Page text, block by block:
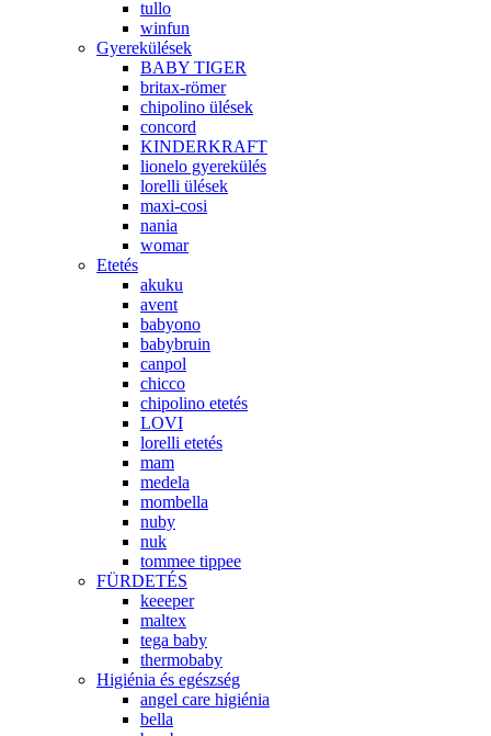
tullo
winfun
Gyerekülések
BABY TIGER
britax-römer
chipolino ülések
concord
KINDERKRAFT
lionelo gyerekülés
lorelli ülések
maxi-cosi
nania
womar
Etetés
akuku
avent
babyono
babybruin
canpol
chicco
chipolino etetés
LOVI
lorelli etetés
mam
medela
mombella
nuby
nuk
tommee tippee
FÜRDETÉS
keeeper
maltex
tega baby
thermobaby
Higiénia és egészség
angel care higiénia
bella